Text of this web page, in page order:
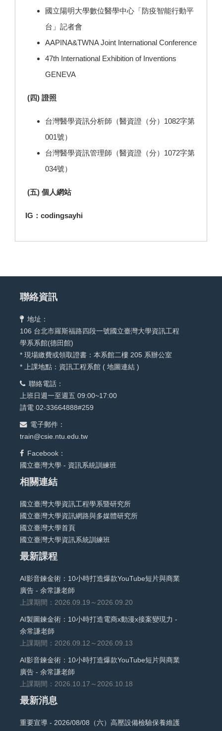
國立陽明大學數位醫學中心「防疫智能行動平
台」記者會
AAPINA&TWNA Joint International Conference
47th International Exhibition of Inventions
GENEVA
(四) 證照
台灣醫學資訊分析師（醫資證（分）1082字第
001號）
台灣醫學資訊管理師（醫資證（分）1072字第
034號）
(五) 個人網站
IG：codingsayhi
聯絡資訊
地址：
106 台北市羅斯福路四段一號國立臺灣大學資訊工程
學系系館(德田館)
* 現場繳費或領取證書：本系館二樓 205 系辦公室
* 上課地點：資訊工程系館 ( 地圖連結 )
聯絡電話：
上班日週一至週五 09:00~17:00
請電 02-33664888#259
電子郵件：
train@csie.ntu.edu.tw
Facebook：
國立臺灣大學 - 資訊系統訓練班
相關連結
國立臺灣大學資訊工程學系暨研究所
國立臺灣大學資訊網路與多媒體研究所
國立臺灣大學首頁
國立臺灣大學資訊系統訓練班
最新課程
AI影音鍊金術：10小時打造爆款YouTube短片與商業
廣告 - 余常謙老師
上課期間：2026.09.19～2026.09.20
AI製圖鍊金術：10小時打造電商x動漫x接案變現力 -
余常謙老師
上課期間：2026.09.12～2026.09.13
AI影音鍊金術：10小時打造爆款YouTube短片與商業
廣告 - 余常謙老師
上課期間：2026.10.17～2026.10.18
最新消息
重要宣導 - 2026/08/08（六）高壓設備檢驗保養維護